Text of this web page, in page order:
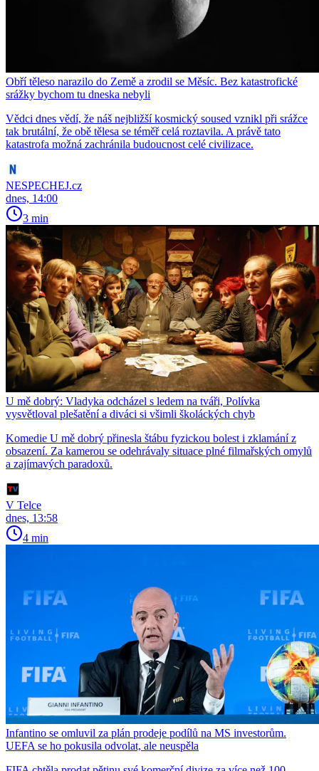
Obří těleso narazilo do Země a zrodil se Měsíc. Bez katastrofické
srážky bychom tu dneska nebyli
Vědci dnes vědí, že náš nejbližší kosmický soused vznikl při srážce
tak brutální, že obě tělesa se téměř celá roztavila. A právě tato
katastrofa možná zachránila budoucnost celé civilizace.
NESPECHEJ.cz
dnes, 14:00
3 min
U mě dobrý: Vladyka odcházel s ledem na tváři, Polívka
vysvětloval plešatění a diváci si všimli školáckých chyb
Komedie U mě dobrý přinesla štábu fyzickou bolest i zklamání z
obsazení. Za kamerou se odehrávaly situace plné filmařských omylů
a zajímavých paradoxů.
V Telce
dnes, 13:58
4 min
Infantino se omluvil za plán prodeje podílů na MS investorům.
UEFA se ho pokusila odvolat, ale neuspěla